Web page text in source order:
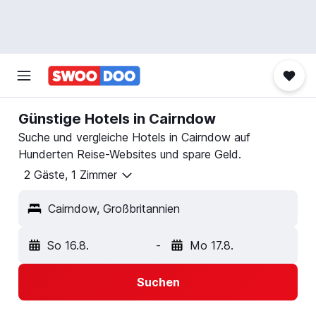
Günstige Hotels in Cairndow
Suche und vergleiche Hotels in Cairndow auf
Hunderten Reise-Websites und spare Geld.
2 Gäste, 1 Zimmer
Cairndow, Großbritannien
So 16.8. - Mo 17.8.
Suchen